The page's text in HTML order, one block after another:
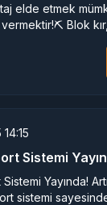
elde etmek
Blok
Sistemi
Yayında!
sistemi